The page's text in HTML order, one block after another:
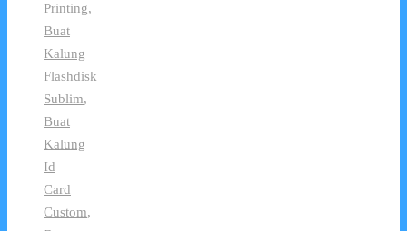
Printing,
Buat
Kalung
Flashdisk
Sublim,
Buat
Kalung
Id
Card
Custom,